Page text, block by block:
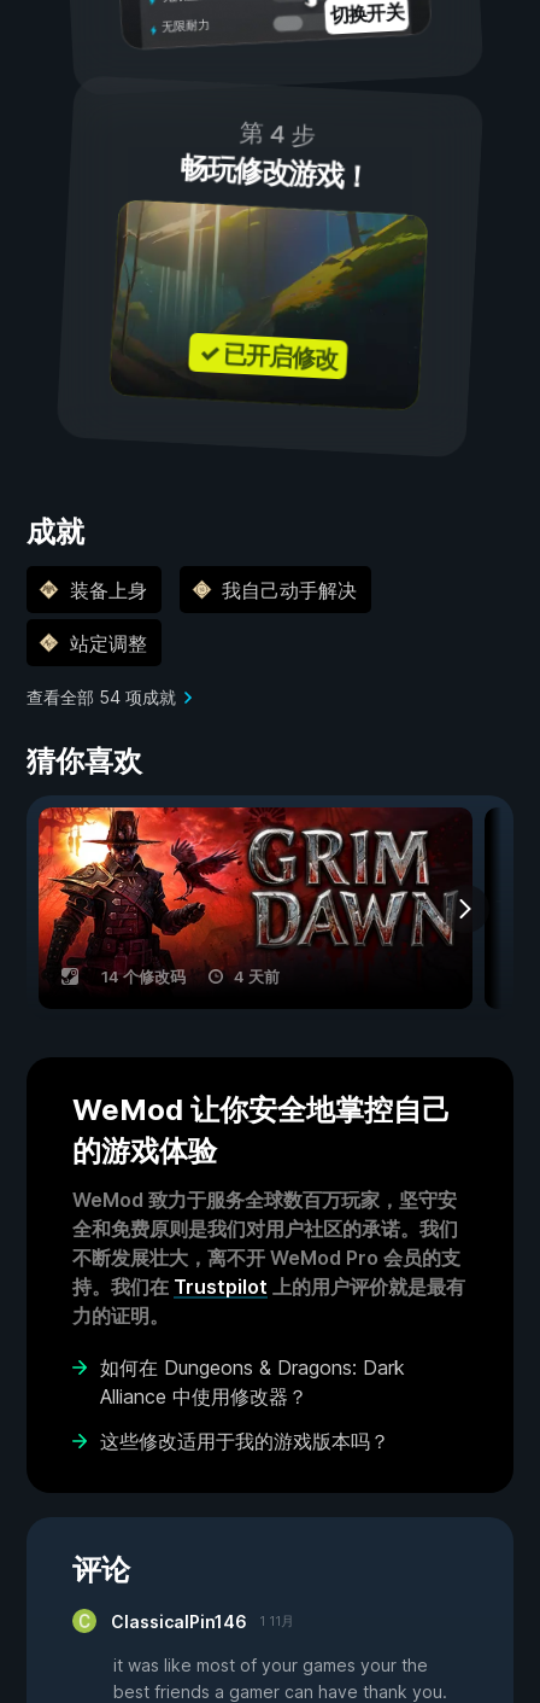
无限耐力
切换开关
第 4 步
畅玩修改游戏！
✓ 已开启修改
成就
装备上身 我自己动手解决
站定调整
查看全部 54 项成就
猜你喜欢
14 个修改码 4 天前
WeMod 让你安全地掌控自己
的游戏体验
WeMod 致力于服务全球数百万玩家，坚守安
全和免费原则是我们对用户社区的承诺。我们
不断发展壮大，离不开 WeMod Pro 会员的支
持。我们在 Trustpilot 上的用户评价就是最有
力的证明。
如何在 Dungeons & Dragons: Dark
Alliance 中使用修改器？
这些修改适用于我的游戏版本吗？
评论
ClassicalPin146 1 11月
it was like most of your games your the
best friends a gamer can have thank you.